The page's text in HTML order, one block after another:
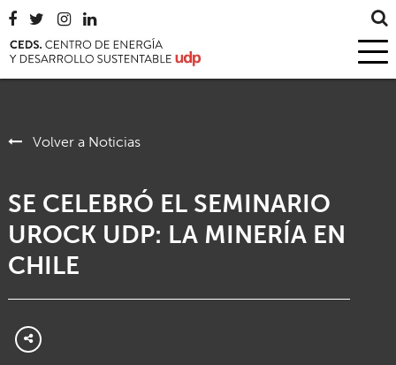
Volver a Noticias
SE CELEBRÓ EL SEMINARIO
UROCK UDP: LA MINERÍA EN
CHILE